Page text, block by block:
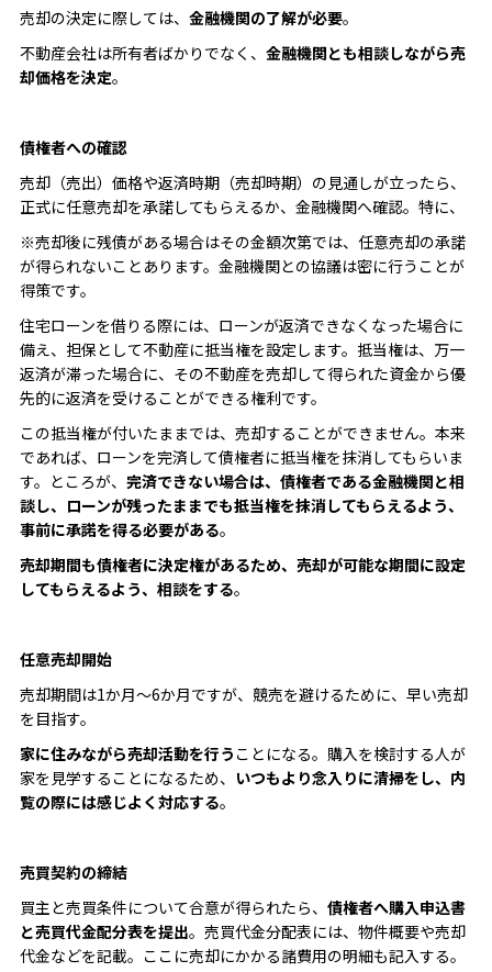
売却の決定に際しては、 金融機関の了解が必要。
不動産会社は所有者ばかりでなく、 金融機関とも相談しながら売
却価格を決定。
債権者への確認
売却（売出）価格や返済時期（売却時期）の見通しが立ったら、
正式に任意売却を承諾してもらえるか、金融機関へ確認。特に、
※売却後に残債がある場合はその金額次第では、任意売却の承諾
が得られないことあります。金融機関との協議は密に行うことが
得策です。
住宅ローンを借りる際には、ローンが返済できなくなった場合に
備え、担保として不動産に抵当権を設定します。抵当権は、万一
返済が滞った場合に、その不動産を売却して得られた資金から優
先的に返済を受けることができる権利です。
この抵当権が付いたままでは、売却することができません。本来
であれば、ローンを完済して債権者に抵当権を抹消してもらいま
す。ところが、 完済できない場合は、債権者である金融機関と相
談し、ローンが残ったままでも抵当権を抹消してもらえるよう、
事前に承諾を得る必要がある。
売却期間も債権者に決定権があるため、売却が可能な期間に設定
してもらえるよう、相談をする。
任意売却開始
売却期間は1か月～6か月ですが、競売を避けるために、早い売却
を目指す。
家に住みながら売却活動を行う ことになる。購入を検討する人が
家を見学することになるため、 いつもより念入りに清掃をし、内
覧の際には感じよく対応する。
売買契約の締結
買主と売買条件について合意が得られたら、 債権者へ購入申込書
と売買代金配分表を提出。売買代金分配表には、物件概要や売却
代金などを記載。ここに売却にかかる諸費用の明細も記入する。